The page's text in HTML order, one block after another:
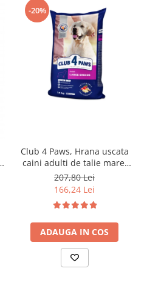
-20%
Club 4 Paws, Hrana uscata
caini adulti de talie mare,
pui, 14kg
207,80 Lei
166,24 Lei
ADAUGA IN COS